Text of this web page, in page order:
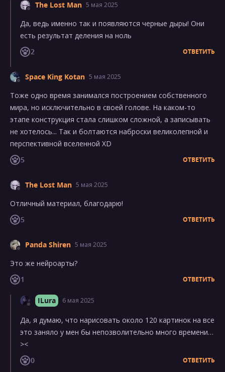
The Lost Man 5 мая 2025
Да, ведь именно так и появляются черные дыры! Они
есть результат деления на ноль
2
ОТВЕТИТЬ
Space King Kotan 5 мая 2025
Тоже одно время занимался построением собственного
мира, но исключительно в своей голове. На каком-то
этапе конструкция стала слишком сложной, а записывать
не хотелось... Так и болтаются наброски великолепной и
перспективной вселенной XD
5
ОТВЕТИТЬ
The Lost Man 5 мая 2025
Отличный материал, благодарю!
5
ОТВЕТИТЬ
Panda Shiren 5 мая 2025
Это же нейроарты?
1
ОТВЕТИТЬ
ILura 6 мая 2025
Да, я думаю, что нарисовать около 120 картинок на все
это заняло у мен бы непозволительно много времени…
><
0
ОТВЕТИТЬ